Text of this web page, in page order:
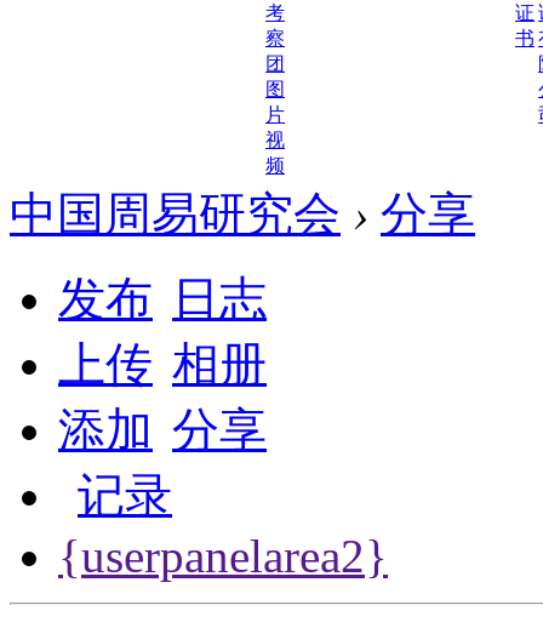
考
察
团
图
片
视
频
证
书
中国周易研究会 › 分享
发布
日志
上传 相册
添加 分享
记录
{userpanelarea2}